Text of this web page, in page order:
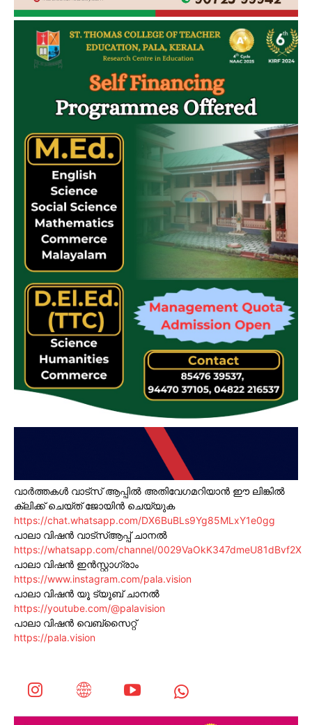
വാർത്തകൾ വാട്സ് ആപ്പിൽ അതിവേഗമറിയാൻ ഈ ലിങ്കിൽ
ക്ലിക്ക് ചെയ്ത് ജോയിൻ ചെയ്യുക
https://chat.whatsapp.com/DX6BuBLs9Yg85MLxY1e0gg
പാലാ വിഷൻ വാട്സ്ആപ്പ് ചാനൽ
https://whatsapp.com/channel/0029VaOkK347dmeU81dBvf2X
പാലാ വിഷൻ ഇൻസ്റ്റാഗ്രാം
https://www.instagram.com/pala.vision
പാലാ വിഷൻ യൂ ട്യൂബ് ചാനൽ
https://youtube.com/@palavision
പാലാ വിഷൻ വെബ്സൈറ്റ്
https://pala.vision